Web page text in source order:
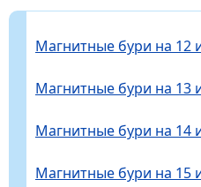
Магнитные бури на 12
Магнитные бури на 13
Магнитные бури на 14
Магнитные бури на 15